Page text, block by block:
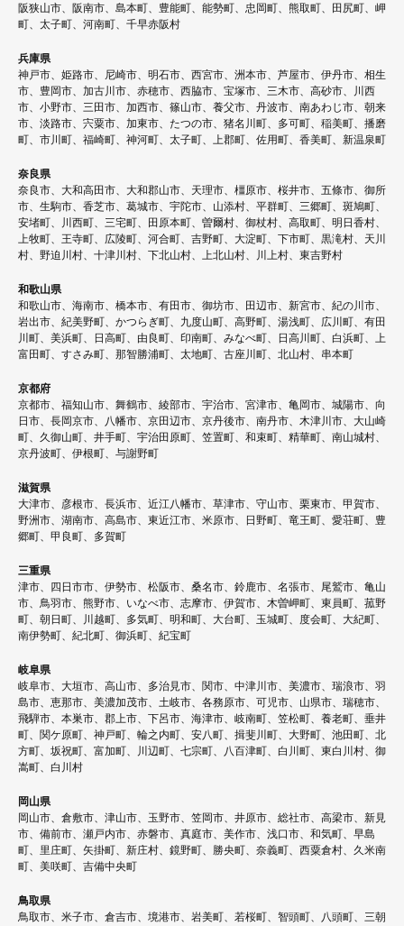
阪狭山市、阪南市、島本町、豊能町、能勢町、忠岡町、熊取町、田尻町、岬
町、太子町、河南町、千早赤阪村
兵庫県
神戸市、姫路市、尼崎市、明石市、西宮市、洲本市、芦屋市、伊丹市、相生
市、豊岡市、加古川市、赤穂市、西脇市、宝塚市、三木市、高砂市、川西
市、小野市、三田市、加西市、篠山市、養父市、丹波市、南あわじ市、朝来
市、淡路市、宍粟市、加東市、たつの市、猪名川町、多可町、稲美町、播磨
町、市川町、福崎町、神河町、太子町、上郡町、佐用町、香美町、新温泉町
奈良県
奈良市、大和高田市、大和郡山市、天理市、橿原市、桜井市、五條市、御所
市、生駒市、香芝市、葛城市、宇陀市、山添村、平群町、三郷町、斑鳩町、
安堵町、川西町、三宅町、田原本町、曽爾村、御杖村、高取町、明日香村、
上牧町、王寺町、広陵町、河合町、吉野町、大淀町、下市町、黒滝村、天川
村、野迫川村、十津川村、下北山村、上北山村、川上村、東吉野村
和歌山県
和歌山市、海南市、橋本市、有田市、御坊市、田辺市、新宮市、紀の川市、
岩出市、紀美野町、かつらぎ町、九度山町、高野町、湯浅町、広川町、有田
川町、美浜町、日高町、由良町、印南町、みなべ町、日高川町、白浜町、上
富田町、すさみ町、那智勝浦町、太地町、古座川町、北山村、串本町
京都府
京都市、福知山市、舞鶴市、綾部市、宇治市、宮津市、亀岡市、城陽市、向
日市、長岡京市、八幡市、京田辺市、京丹後市、南丹市、木津川市、大山崎
町、久御山町、井手町、宇治田原町、笠置町、和束町、精華町、南山城村、
京丹波町、伊根町、与謝野町
滋賀県
大津市、彦根市、長浜市、近江八幡市、草津市、守山市、栗東市、甲賀市、
野洲市、湖南市、高島市、東近江市、米原市、日野町、竜王町、愛荘町、豊
郷町、甲良町、多賀町
三重県
津市、四日市市、伊勢市、松阪市、桑名市、鈴鹿市、名張市、尾鷲市、亀山
市、鳥羽市、熊野市、いなべ市、志摩市、伊賀市、木曽岬町、東員町、菰野
町、朝日町、川越町、多気町、明和町、大台町、玉城町、度会町、大紀町、
南伊勢町、紀北町、御浜町、紀宝町
岐阜県
岐阜市、大垣市、高山市、多治見市、関市、中津川市、美濃市、瑞浪市、羽
島市、恵那市、美濃加茂市、土岐市、各務原市、可児市、山県市、瑞穂市、
飛騨市、本巣市、郡上市、下呂市、海津市、岐南町、笠松町、養老町、垂井
町、関ケ原町、神戸町、輪之内町、安八町、揖斐川町、大野町、池田町、北
方町、坂祝町、富加町、川辺町、七宗町、八百津町、白川町、東白川村、御
嵩町、白川村
岡山県
岡山市、倉敷市、津山市、玉野市、笠岡市、井原市、総社市、高梁市、新見
市、備前市、瀬戸内市、赤磐市、真庭市、美作市、浅口市、和気町、早島
町、里庄町、矢掛町、新庄村、鏡野町、勝央町、奈義町、西粟倉村、久米南
町、美咲町、吉備中央町
鳥取県
鳥取市、米子市、倉吉市、境港市、岩美町、若桜町、智頭町、八頭町、三朝